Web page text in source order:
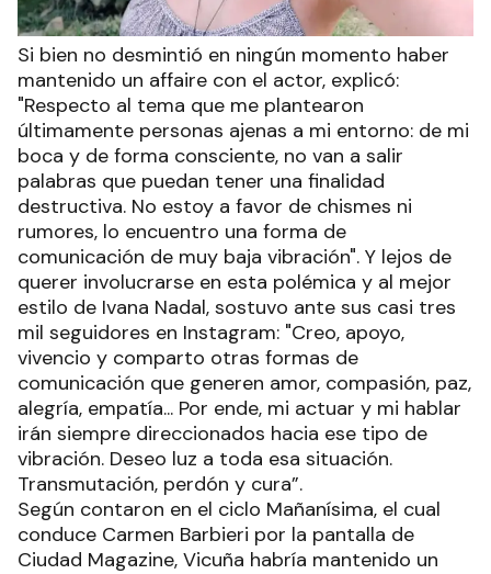
Si bien no desmintió en ningún momento haber
mantenido un affaire con el actor, explicó:
"Respecto al tema que me plantearon
últimamente personas ajenas a mi entorno: de mi
boca y de forma consciente, no van a salir
palabras que puedan tener una finalidad
destructiva. No estoy a favor de chismes ni
rumores, lo encuentro una forma de
comunicación de muy baja vibración". Y lejos de
querer involucrarse en esta polémica y al mejor
estilo de Ivana Nadal, sostuvo ante sus casi tres
mil seguidores en Instagram: "Creo, apoyo,
vivencio y comparto otras formas de
comunicación que generen amor, compasión, paz,
alegría, empatía... Por ende, mi actuar y mi hablar
irán siempre direccionados hacia ese tipo de
vibración. Deseo luz a toda esa situación.
Transmutación, perdón y cura”.
Según contaron en el ciclo Mañanísima, el cual
conduce Carmen Barbieri por la pantalla de
Ciudad Magazine, Vicuña habría mantenido un